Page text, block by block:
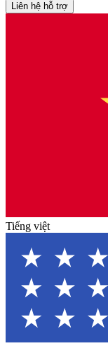
Liên hệ hỗ trợ
Tiếng việt